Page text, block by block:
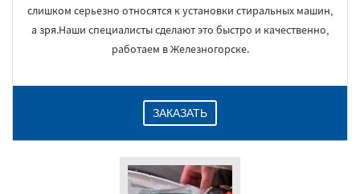
слишком серьезно относятся к установки стиральных машин,
а зря.Наши специалисты сделают это быстро и качественно,
работаем в Железногорске.
ЗАКАЗАТЬ